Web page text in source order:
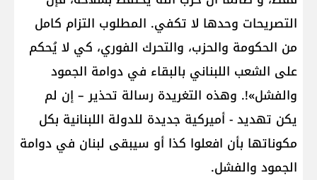
التصريحات وحدها لا تكفي. المطلوب التزام كامل
من الحكومة والحزب، والتحرك الفوري، كي لا يُحكم
على الشعب اللبناني بالبقاء في دوامة الجمود
والفشل»!. وهذه التغريدة رسالة تحذير – إن لم
يكن تهديد - أميركية جديدة للدولة اللبنانية بكل
مكوناتها بأن افعلوا كذا أو سيبقى لبنان في دوامة
الجمود والفشل.